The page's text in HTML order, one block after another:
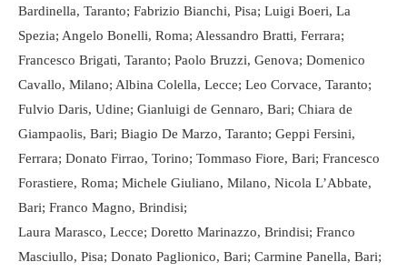
Bardinella, Taranto; Fabrizio Bianchi, Pisa; Luigi Boeri, La
Spezia; Angelo Bonelli, Roma; Alessandro Bratti, Ferrara;
Francesco Brigati, Taranto; Paolo Bruzzi, Genova; Domenico
Cavallo, Milano; Albina Colella, Lecce; Leo Corvace, Taranto;
Fulvio Daris, Udine; Gianluigi de Gennaro, Bari; Chiara de
Giampaolis, Bari; Biagio De Marzo, Taranto; Geppi Fersini,
Ferrara; Donato Firrao, Torino; Tommaso Fiore, Bari; Francesco
Forastiere, Roma; Michele Giuliano, Milano, Nicola L’Abbate,
Bari; Franco Magno, Brindisi;
Laura Marasco, Lecce; Doretto Marinazzo, Brindisi; Franco
Masciullo, Pisa; Donato Paglionico, Bari; Carmine Panella, Bari;